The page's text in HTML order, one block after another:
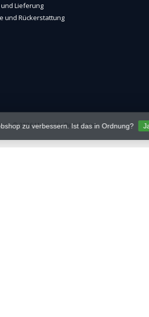
Lieferung
und Rückerstattung
zu verbessern. Ist das in Ordnung?
© 2026 Mavericks Distribution